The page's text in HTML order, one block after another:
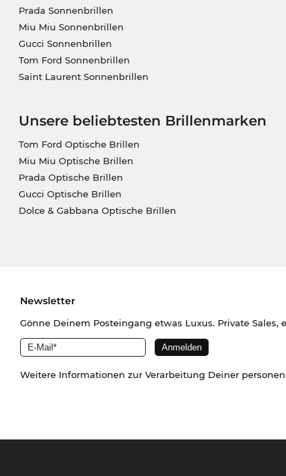
Prada Sonnenbrillen
Miu Miu Sonnenbrillen
Gucci Sonnenbrillen
Tom Ford Sonnenbrillen
Saint Laurent Sonnenbrillen
Unsere beliebtesten Brillenmarken
Tom Ford Optische Brillen
Miu Miu Optische Brillen
Prada Optische Brillen
Gucci Optische Brillen
Dolce & Gabbana Optische Brillen
Newsletter
Gönne Deinem Posteingang etwas Luxus. Private
Weitere Informationen zur Verarbeitung Deiner